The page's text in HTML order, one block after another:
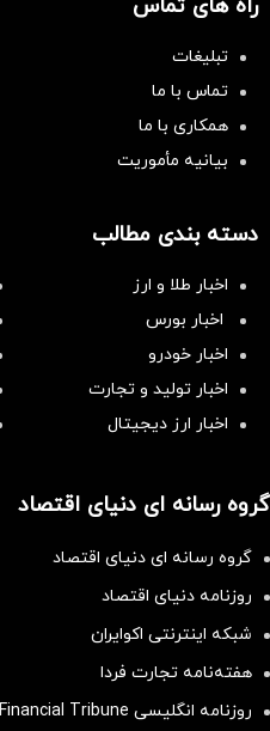
راه های تماس
تبلیغات
تماس با ما
همکاری با ما
بیانیه مأموریت
دسته بندی مطالب
اخبار طلا و ارز
اخبار بورس
اخبار خودرو
اخبار تولید و تجارت
اخبار ارز دیجیتال
گروه رسانه ای دنیای اقتصاد
گروه رسانه ای دنیای اقتصاد
روزنامه دنیای اقتصاد
شبکه اینترنتی اکوایران
هفته‌نامه تجارت فردا
روزنامه انگلیسی Financial Tribune